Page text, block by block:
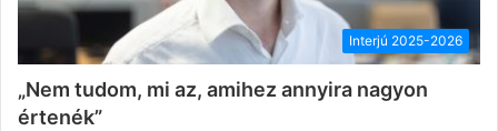
Interjú 2025-2026
„Nem tudom, mi az, amihez annyira nagyon
értenék”